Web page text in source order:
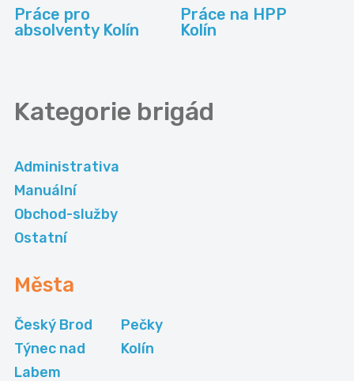
Práce pro
absolventy Kolín
Práce na HPP
Kolín
Kategorie brigád
Administrativa
Manuální
Obchod-služby
Ostatní
Města
Český Brod
Pečky
Týnec nad
Labem
Kolín